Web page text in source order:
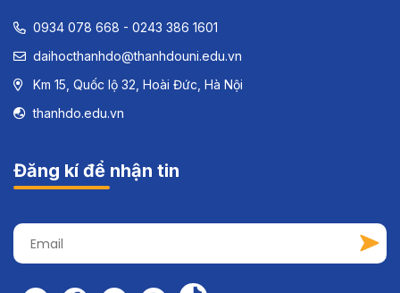
0934 078 668 - 0243 386 1601
daihocthanhdo@thanhdouni.edu.vn
Km 15, Quốc lộ 32, Hoài Đức, Hà Nội
thanhdo.edu.vn
Đăng kí để nhận tin